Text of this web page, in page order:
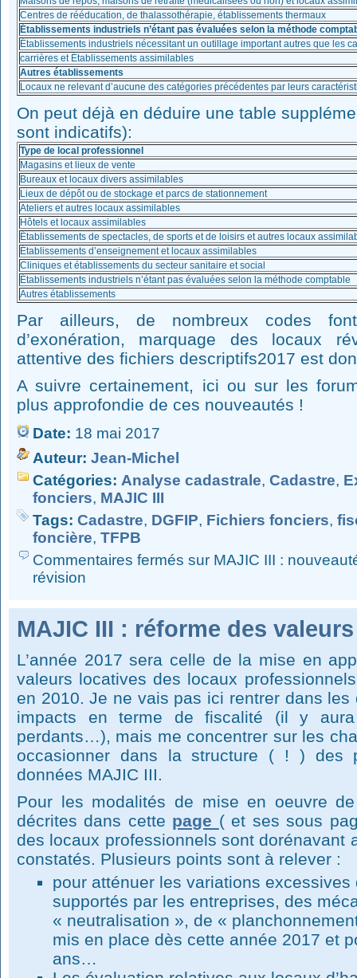
Centres de rééducation, de thalassothérapie, établissements thermaux
Établissements industriels n’étant pas évaluées selon la méthode
Établissements industriels nécessitant un outillage important autres que les
carrières et Établissements assimilables
Autres établissements
Locaux ne relevant d’aucune des catégories précédentes par leurs
On peut déjà en déduire une table
sont indicatifs):
Type de local professionnel
Magasins et lieux de vente
Bureaux et locaux divers assimilables
Lieux de dépôt ou de stockage et parcs de stationnement
Ateliers et autres locaux assimilables
Hôtels et locaux assimilables
Établissements de spectacles, de sports et de loisirs et autres locaux
Établissements d’enseignement et locaux assimilables
Cliniques et établissements du secteur sanitaire et social
Établissements industriels n’étant pas évaluées selon la méthode comptable
Autres établissements
Par ailleurs, de nombreux codes
d’exonération, marquage des locaux
attentive des fichiers descriptifs2017 est
A suivre certainement, ici ou sur les
plus approfondie de ces nouveautés !
Date: 18 mai 2017
Auteur: Jean-Michel
Catégories: Analyse cadastrale, Cadastre,
fonciers, MAJIC III
Tags: Cadastre, DGFIP, Fichiers fonciers,
foncière, TFPB
Commentaires fermés sur MAJIC III :
révision
MAJIC III : réforme des
L’année 2017 sera celle de la mise en
valeurs locatives des locaux
en 2010. Je ne vais pas ici rentrer dans
impacts en terme de fiscalité (il y
perdants…), mais me concentrer sur les
occasionner dans la structure ( ! ) des
données MAJIC III.
Pour les modalités de mise en oeuvre
décrites dans cette page ( et ses sous
des locaux professionnels sont dorénavant
constatés. Plusieurs points sont à relever :
pour atténuer les variations
supportés par les entreprises, des
« neutralisation », de «
mis en place dès cette année 2017 et
ans…